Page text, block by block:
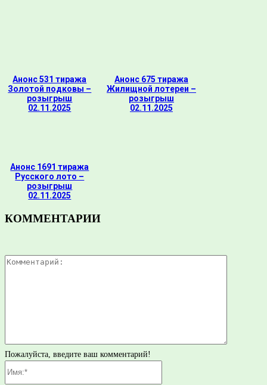
Анонс 531 тиража
Золотой подковы –
розыгрыш
02.11.2025
Анонс 675 тиража
Жилищной лотереи –
розыгрыш
02.11.2025
Анонс 1691 тиража
Русского лото –
розыгрыш
02.11.2025
КОММЕНТАРИИ
Пожалуйста, введите ваш комментарий!